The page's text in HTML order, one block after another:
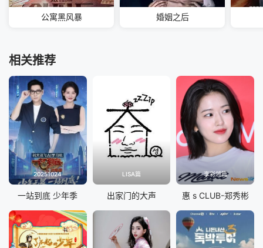
公寓黑风暴 婚姻之后
相关推荐
20251024
一站到底 少年季
LISA篇
出家门的大声
李彩领篇
惠 s CLUB-郑秀彬